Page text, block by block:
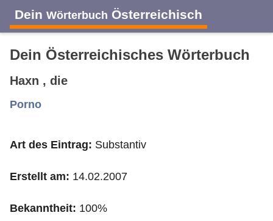
Dein Wörterbuch Österreichisch
A
J K L M N
Dein Österreichisches Wörterbuch
Haxn , die
Porno
Art des Eintrag: Substantiv
Erstellt am: 14.02.2007
Bekanntheit: 100%